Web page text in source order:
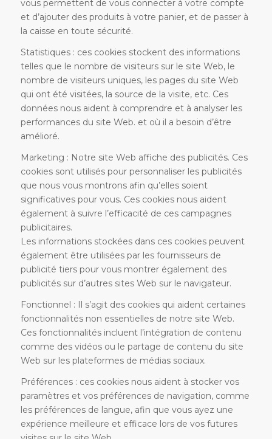
vous permettent de vous connecter à votre compte
et d’ajouter des produits à votre panier, et de passer à
la caisse en toute sécurité.
Statistiques : ces cookies stockent des informations
telles que le nombre de visiteurs sur le site Web, le
nombre de visiteurs uniques, les pages du site Web
qui ont été visitées, la source de la visite, etc. Ces
données nous aident à comprendre et à analyser les
performances du site Web. et où il a besoin d’être
amélioré.
Marketing : Notre site Web affiche des publicités. Ces
cookies sont utilisés pour personnaliser les publicités
que nous vous montrons afin qu’elles soient
significatives pour vous. Ces cookies nous aident
également à suivre l’efficacité de ces campagnes
publicitaires.
Les informations stockées dans ces cookies peuvent
également être utilisées par les fournisseurs de
publicité tiers pour vous montrer également des
publicités sur d’autres sites Web sur le navigateur.
Fonctionnel : Il s’agit des cookies qui aident certaines
fonctionnalités non essentielles de notre site Web.
Ces fonctionnalités incluent l’intégration de contenu
comme des vidéos ou le partage de contenu du site
Web sur les plateformes de médias sociaux.
Préférences : ces cookies nous aident à stocker vos
paramètres et vos préférences de navigation, comme
les préférences de langue, afin que vous ayez une
expérience meilleure et efficace lors de vos futures